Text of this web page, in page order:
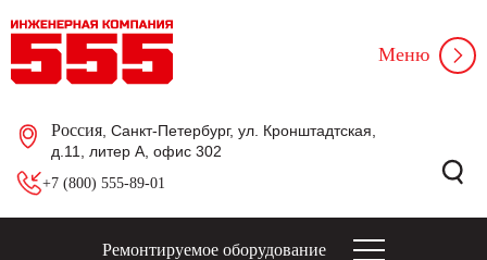
Россия , Санкт-Петербург, ул. Кронштадтская,
д.11, литер А, офис 302
+7 (800) 555-89-01
Меню
Ремонтируемое оборудование